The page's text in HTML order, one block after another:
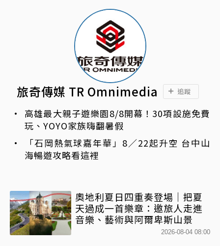
旅奇傳媒 TR Omnimedia 追蹤
高雄最大親子遊樂園8/8開幕！30項設施免費
玩、YOYO家族嗨翻暑假
「石岡熱氣球嘉年華」8／22起升空 台中山
海暢遊攻略看這裡
奧地利夏日四重奏登場｜把夏
天過成一首樂章：邀旅人走進
音樂、藝術與阿爾卑斯山景
2026-08-04 08:00